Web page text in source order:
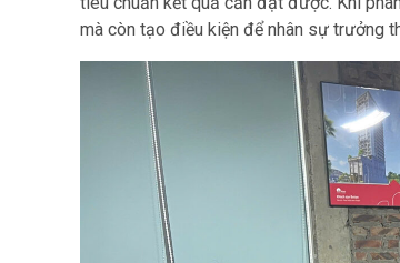
mà còn tạo điều kiện để nhân sự trưởng